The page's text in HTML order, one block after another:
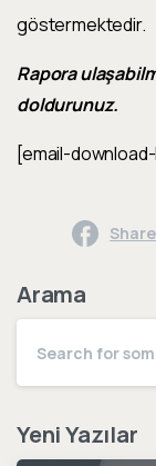
göstermektedir.
Rapora
doldurunuz.
[email-download-
Arama
Yeni Yazılar